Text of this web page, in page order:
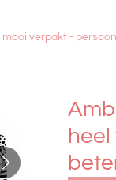
verpakt -
heel